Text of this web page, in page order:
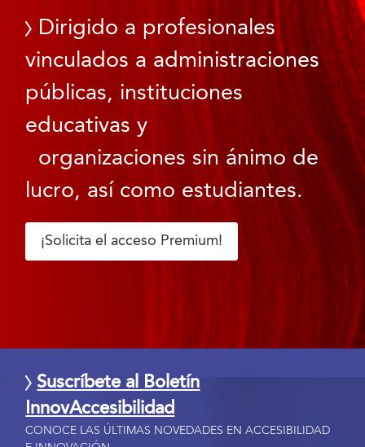
Dirigido a profesionales
vinculados a administraciones
públicas, instituciones
educativas y
organizaciones sin ánimo de
lucro, así como estudiantes.
¡Solicita el acceso Premium!
Suscríbete al Boletín
InnovAccesibilidad
CONOCE LAS ÚLTIMAS NOVEDADES EN ACCESIBILIDAD